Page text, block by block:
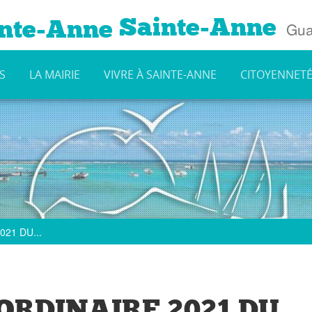
Sainte-Anne
LA MAIRIE VIVRE À SAINTE-ANNE CITOYENNETÉ
DU...